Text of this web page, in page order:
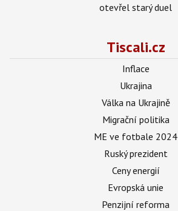
otevřel starý duel
Tiscali.cz
Inflace
Ukrajina
Válka na Ukrajině
Migrační politika
ME ve fotbale 2024
Ruský prezident
Ceny energií
Evropská unie
Penzijní reforma